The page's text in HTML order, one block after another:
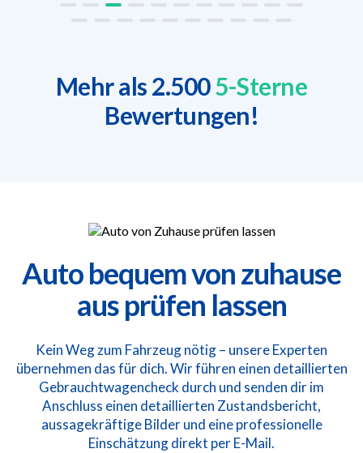
Mehr als 2.5005-Sterne
Bewertungen!
Auto bequem von zuhause
aus prüfen lassen
Kein Weg zum Fahrzeug nötig – unsere Experten
übernehmen das für dich. Wir führen einen detaillierten
Gebrauchtwagencheck durch und senden dir im
Anschluss einen detaillierten Zustandsbericht,
aussagekräftige Bilder und eine professionelle
Einschätzung direkt per E-Mail.